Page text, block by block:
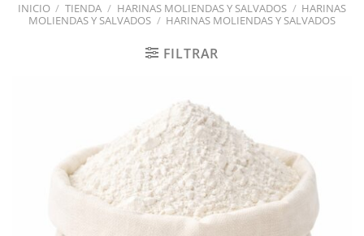
INICIO / TIENDA / HARINAS MOLIENDAS Y SALVADOS / HARINAS
MOLIENDAS Y SALVADOS / HARINAS MOLIENDAS Y SALVADOS
FILTRAR